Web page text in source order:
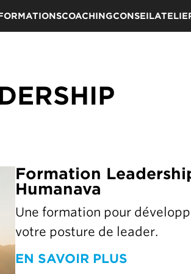
COACHINGCONSEIL
Formation
Humanava
Une formation pour
votre posture de leader.
EN SAVOIR PLUS